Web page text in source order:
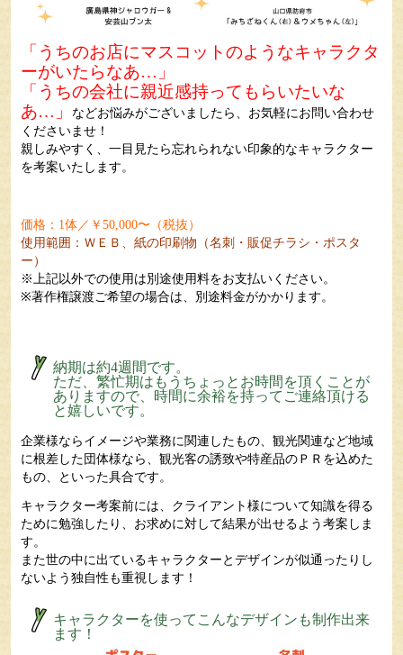
「うちのお店にマスコットのようなキャラクタ
ーがいたらなあ…」
「うちの会社に親近感持ってもらいたいな
あ…」
などお悩みがございましたら、お気軽にお問い合わせ
くださいませ！
親しみやすく、一目見たら忘れられない印象的なキャラクター
を考案いたします。
価格：1体／￥50,000〜（税抜）
使用範囲：ＷＥＢ、紙の印刷物（名刺・販促チラシ・ポスタ
ー）
※上記以外での使用は別途使用料をお支払いください。
※著作権譲渡ご希望の場合は、別途料金がかかります。
納期は約4週間です。
ただ、繁忙期はもうちょっとお時間を頂くことが
ありますので、時間に余裕を持ってご連絡頂ける
と嬉しいです。
企業様ならイメージや業務に関連したもの、観光関連など地域
に根差した団体様なら、観光客の誘致や特産品のＰＲを込めた
もの、といった具合です。
キャラクター考案前には、クライアント様について知識を得る
ために勉強したり、お求めに対して結果が出せるよう考案しま
す。
また世の中に出ているキャラクターとデザインが似通ったりし
ないよう独自性も重視します！
キャラクターを使ってこんなデザインも制作出来
ます！